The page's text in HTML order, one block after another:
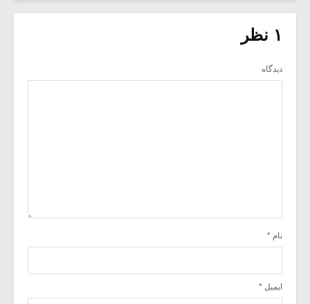
۱ نظر
دیدگاه
نام *
ایمیل *